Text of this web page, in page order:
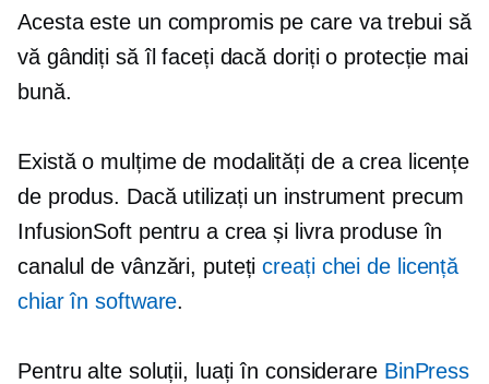
Acesta este un compromis pe care va trebui să
vă gândiți să îl faceți dacă doriți o protecție mai
bună.
Există o mulțime de modalități de a crea licențe
de produs. Dacă utilizați un instrument precum
InfusionSoft pentru a crea și livra produse în
canalul de vânzări, putețicreați chei de licență
chiar în software.
Pentru alte soluții, luați în considerare BinPress